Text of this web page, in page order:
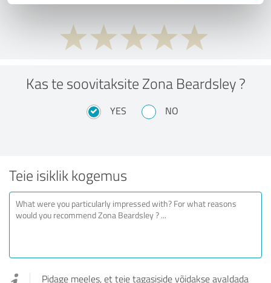
Kas te soovitaksite Zona Beardsley ?
YES NO
Teie isiklik kogemus
Pidage meeles, et teie tagasiside võidakse avaldada